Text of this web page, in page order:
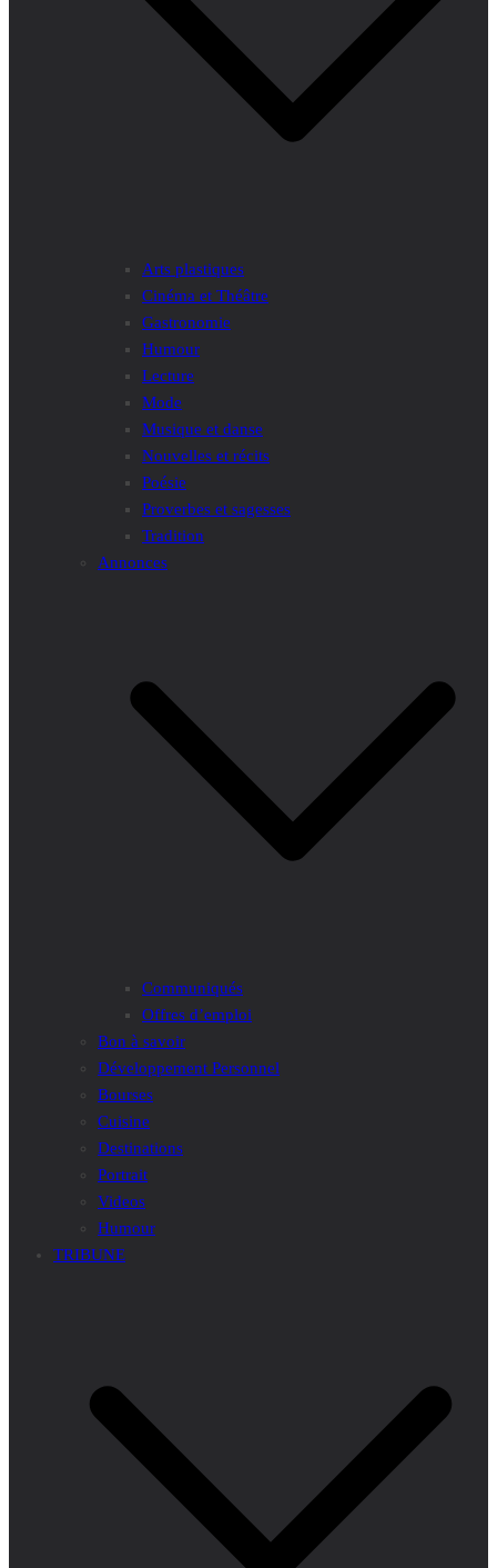
Arts plastiques
Cinéma et Théâtre
Gastronomie
Humour
Lecture
Mode
Musique et danse
Nouvelles et récits
Poésie
Proverbes et sagesses
Tradition
Annonces
Communiqués
Offres d’emploi
Bon à savoir
Développement Personnel
Bourses
Cuisine
Destinations
Portrait
Videos
Humour
TRIBUNE